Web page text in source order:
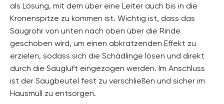
als Lösung, mit dem über eine Leiter auch bis in die
Kronenspitze zu kommen ist. Wichtig ist, dass das
Saugrohr von unten nach oben über die Rinde
geschoben wird, um einen abkratzenden Effekt zu
erzielen, sodass sich die Schädlinge lösen und direkt
durch die Saugluft eingezogen werden. Im Anschluss
ist der Saugbeutel fest zu verschließen und sicher im
Hausmüll zu entsorgen.